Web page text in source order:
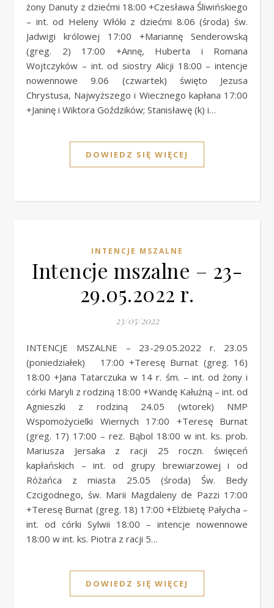
żony Danuty z dziećmi 18:00 +Czesława Śliwińskiego
– int. od Heleny Włóki z dziećmi 8.06 (środa) św.
Jadwigi królowej 17:00 +Mariannę Senderowską
(greg. 2) 17:00 +Annę, Huberta i Romana
Wojtczyków – int. od siostry Alicji 18:00 – intencje
nowennowe 9.06 (czwartek) święto Jezusa
Chrystusa, Najwyższego i Wiecznego kapłana 17:00
+Janinę i Wiktora Goździków; Stanisławę (k) i…
DOWIEDZ SIĘ WIĘCEJ
INTENCJE MSZALNE
Intencje mszalne – 23-
29.05.2022 r.
23/05/2022
INTENCJE MSZALNE – 23-29.05.2022 r. 23.05
(poniedziałek) 17:00 +Teresę Burnat (greg. 16)
18:00 +Jana Tatarczuka w 14 r. śm. – int. od żony i
córki Maryli z rodziną 18:00 +Wandę Kałużną – int. od
Agnieszki z rodziną 24.05 (wtorek) NMP
Wspomożycielki Wiernych 17:00 +Teresę Burnat
(greg. 17) 17:00 – rez. Bąbol 18:00 w int. ks. prob.
Mariusza Jersaka z racji 25 roczn. święceń
kapłańskich – int. od grupy brewiarzowej i od
Różańca z miasta 25.05 (środa) Św. Bedy
Czcigodnego, św. Marii Magdaleny de Pazzi 17:00
+Teresę Burnat (greg. 18) 17:00 +Elżbietę Pałycha –
int. od córki Sylwii 18:00 – intencje nowennowe
18:00 w int. ks. Piotra z racji 5…
DOWIEDZ SIĘ WIĘCEJ